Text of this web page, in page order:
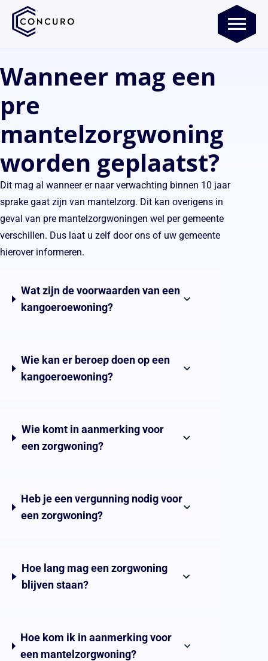
Wanneer mag een
pre
mantelzorgwoning
worden geplaatst?
Dit mag al wanneer er naar verwachting binnen 10 jaar
sprake gaat zijn van mantelzorg. Dit kan overigens in
geval van pre mantelzorgwoningen wel per gemeente
verschillen. Dus laat u zelf door ons of uw gemeente
hierover informeren.
Wat zijn de voorwaarden van een
kangoeroewoning?
Wie kan er beroep doen op een
kangoeroewoning?
Wie komt in aanmerking voor
een zorgwoning?
Heb je een vergunning nodig voor
een zorgwoning?
Hoe lang mag een zorgwoning
blijven staan?
Hoe kom ik in aanmerking voor
een mantelzorgwoning?